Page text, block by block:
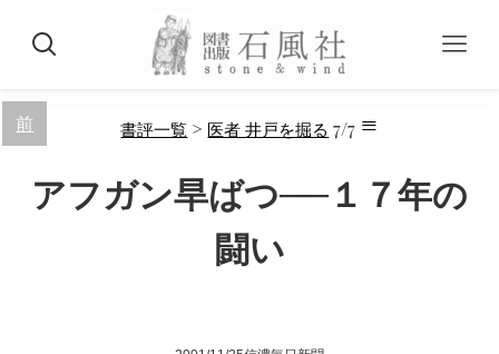
前 書評一覧 > 医者 井戸を掘る 7/7 ≡
アフガン旱ばつ──１７年の
闘い